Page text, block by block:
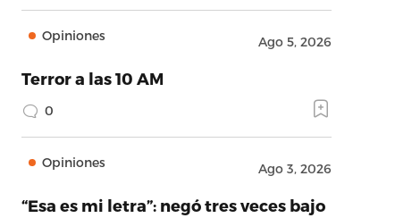
Opiniones Ago 5, 2026
Terror a las 10 AM
0
Opiniones Ago 3, 2026
“Esa es mi letra”: negó tres veces bajo